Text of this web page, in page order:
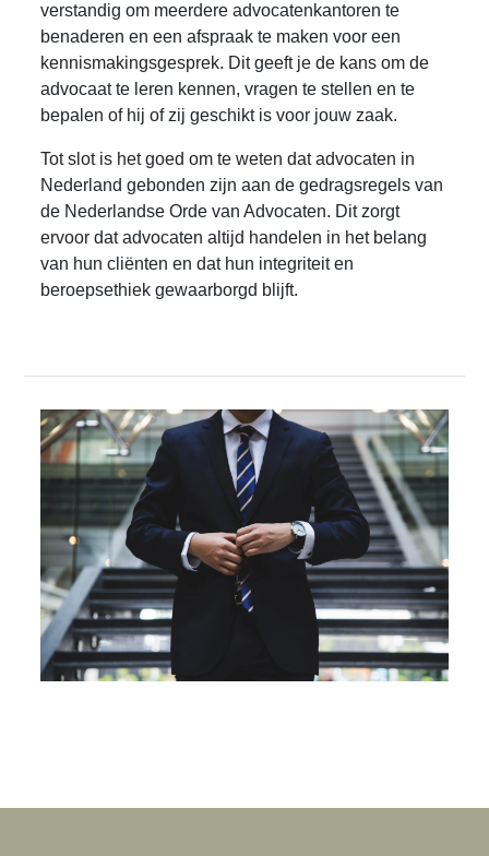
verstandig om meerdere advocatenkantoren te
benaderen en een afspraak te maken voor een
kennismakingsgesprek. Dit geeft je de kans om de
advocaat te leren kennen, vragen te stellen en te
bepalen of hij of zij geschikt is voor jouw zaak.
Tot slot is het goed om te weten dat advocaten in
Nederland gebonden zijn aan de gedragsregels van
de Nederlandse Orde van Advocaten. Dit zorgt
ervoor dat advocaten altijd handelen in het belang
van hun cliënten en dat hun integriteit en
beroepsethiek gewaarborgd blijft.